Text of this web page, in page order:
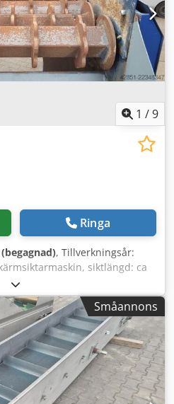
1 /9
Ringa
, Tillverkningsår:
siktlängd: ca
mm, skärmavstånd: ca 170 mm
ca 50–60 mm Total
1500 mm, höjd: 2400 mm,
6 axellager från drivsidan,
Tskr använd maskin i gott,
finns kvar.
Småannons